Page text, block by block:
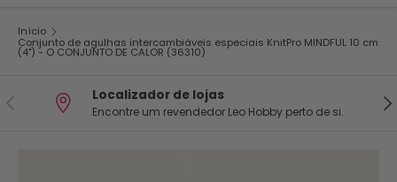
Início
Conjunto de agulhas intercambiáveis ​​especiais KnitPro MINDFUL 10 cm
(4") - O CONJUNTO DE CALOR (36310)
Anterior Localizador de lojas
Encontre um revendedor Leo Hobby perto de si.